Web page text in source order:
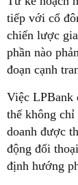
tiếp với cổ
chiến lược
phần nào
đoạn cạnh
Việc LPBank
thế không
doanh được
động đối
định hướng